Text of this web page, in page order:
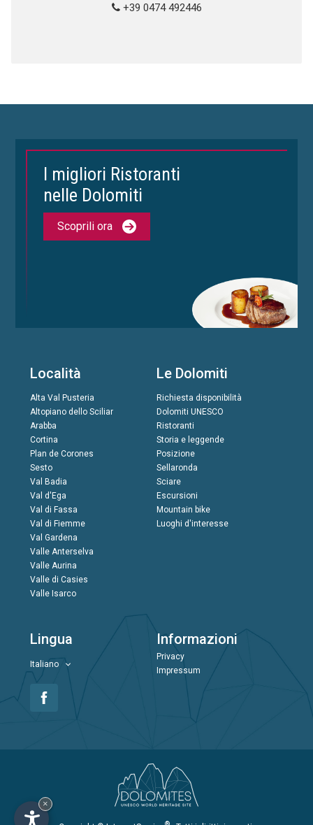
+39 0474 492446
I migliori Ristoranti
nelle Dolomiti
Scoprili ora
Località
Alta Val Pusteria
Altopiano dello Sciliar
Arabba
Cortina
Plan de Corones
Sesto
Val Badia
Val d'Ega
Val di Fassa
Val di Fiemme
Val Gardena
Valle Anterselva
Valle Aurina
Valle di Casies
Valle Isarco
Le Dolomiti
Richiesta disponibilità
Dolomiti UNESCO
Ristoranti
Storia e leggende
Posizione
Sellaronda
Sciare
Escursioni
Mountain bike
Luoghi d'interesse
Lingua
Italiano
Informazioni
Privacy
Impressum
×